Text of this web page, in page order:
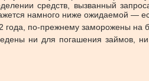
средств, вызванный
намного ниже ожидаемой —
года, по-прежнему заморожены
ни для погашения займов,